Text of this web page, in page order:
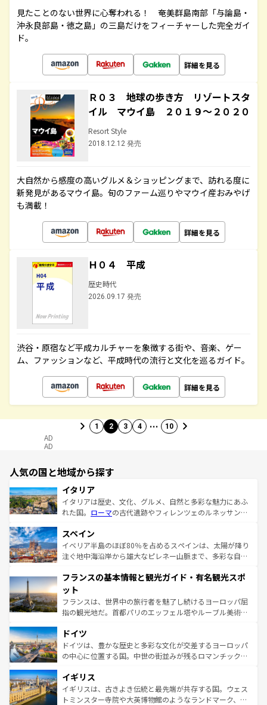
見たことのない世界に心奪われる！ 奄美群島南部「与論島・
沖永良部島・徳之島」の三島だけをフィーチャーした完全ガイ
ド。
詳細を見る
Ｒ０３ 地球の歩き方 リゾートスタ
イル マウイ島 ２０１９～２０２０
Resort Style
2018.12.12 発売
大自然から感度の高いグルメ＆ショッピングまで、訪れる度に
新発見があるマウイ島。旬のファーム巡りやマウイ産おみやげ
も満載！
詳細を見る
Ｈ０４ 平成
歴史時代
2026.09.17 発売
渋谷・原宿など平成カルチャーを象徴する街や、音楽、ゲー
ム、ファッションなど、平成時代の流行と文化を巡るガイド。
詳細を見る
1 2 3 4 … 10
AD
AD
人気の国と地域から探す
イタリア
イタリアは歴史、文化、グルメ、自然と多彩な魅力にあふ
れた国。 ローマの古代遺跡やフィレンツェのルネッサンス
ろん、トスカーナの美しい田園風景やアマルフィ海岸の絶
景など、自然景観も見逃せない。観光の合間には、本場の
ピザやパスタなど、絶品のイタリア料理を堪能することも
ませてくれるイタリアで、忘れられない旅をしてみよう！
なお、新着のイタリア情報は
しい。
スペイン
イベリア半島のほぼ80％を占めるスペインは、太陽が降り
注ぐ地中海沿岸から雄大なピレネー山脈まで、多彩な自然
文化が根付くこの国では、情熱的なフラメンコ、熱気あふ
れる闘牛、そして美味しいタパスが生活の一部となってい
る。首都マドリードの洗練された雰囲気や、バルセロナの
アートに溢れた街角から、地方では古代ローマ遺跡や中世
せる。地方によって風土や気候が異なるスペインはその個
性で訪れる人を魅了する。 なお、新着のスペイン情報は コ
ンテンツ一覧を参照してほしい。
フランスの基本情報と観光ガイド・有名観光スポ
ット
フランスは、世界中の旅行者を魅了し続けるヨーロッパ屈
指の観光地だ。首都パリのエッフェル塔やルーブル美術館
で、幅広い魅力が詰まっている。華麗な宮殿、歴史的な大
聖堂、美しいビーチ、そして豊かな自然が、訪れる者を心
から魅了する。また、フランスは美食の国としても知ら
いる。シャンパンの発祥地であるランス、プロヴァンスの
香り高いラベンダー畑など、多彩な楽しみ方が可能だ。さ
らに、パリ以外の地域にも魅力が溢れており、どの街角に
ドイツ
ドイツは、豊かな歴史と多彩な文化が交差するヨーロッパ
の中心に位置する国。中世の街並みが残るロマンチック街
顔を持つこの国は、どこを歩いても飽きることがない。ベ
ルリンの文化的活気、バイエルン州のアルプスの絶景、そ
してライン川沿いのワイン畑といった風景は必見。ビール
イギリス
イギリスは、古きよき伝統と最先端が共存する国。ウェス
トミンスター寺院や大英博物館のようなランドマーク、歴